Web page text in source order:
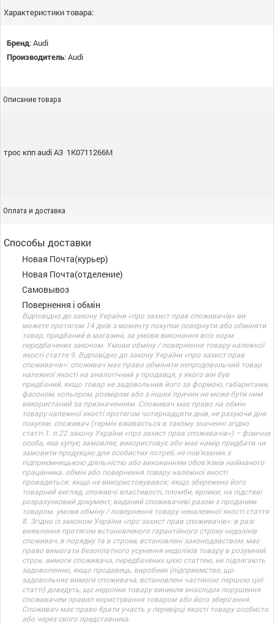
Характеристики товара:
Бренд:Audi
Производитель:Audi
Описание товара
трос кпп audi A3 1K0711266M
Оплата и доставка
Способы доставки
Новая Почта(курьер)
Новая Почта(отделение)
Самовывоз
Повернення і обмін
Відповідно до закону України «про захист прав споживачів» ви
можете протягом 14 днів з моменту покупки повернути або обміняти
товар, придбаний в магазині, за умови виконання всіх норм
передбачених законом. Умови обміну / повернення товару належної
якості стаття 9. Відповідно до закону України «про захист прав
споживачів»: споживач має право обміняти непродовольчий товар
належної якості на аналогічний у продавця, у якого він був
придбаний, якщо товар не задовольнив його за формою, габаритами,
фасоном, кольором, розміром або з інших причин не може бути ним
використаний за призначенням. Споживач має право на обмін
товару належної якості протягом чотирнадцяти днів, не рахуючи дня
покупки. споживач (термін вживається в такому значенні згідно
статті 1. п.22 закону України «про захист прав споживачів») – фізична
особа, яка купує, замовляє, використовує або має намір придбати чи
замовити продукцію для особистих потреб, не пов’язаних з
підприємницькою діяльністю або виконанням обов’язків найманого
працівника. обмін або повернення товару належної якості
провадиться: якщо не використовувався; якщо збережено його
товарний вигляд, споживчі властивості, пломби, ярлики; на підставі
розрахунковий документ, виданий споживачеві разом з проданим
товаром. умови обміну / повернення товару неналежної якості стаття
8. Згідно із законом України «про захист прав споживачів»: в разі
виявлення протягом встановленого гарантійного строку недоліків
споживач, в порядку та в строки, встановлені законодавством, має
право вимагати безоплатного усунення недоліків товару в розумний
строк. вимоги споживача, передбачених цією статтею, не підлягають
задоволенню, якщо продавець, виробник (підприємство, що
задовольняє вимоги споживача, встановлені частиною першою цієї
статті) доведуть, що недоліки товару виникли внаслідок порушення
споживачем правил користування товаром або його зберігання.
Споживач має право брати участь у перевірці якості товару особисто
або через свого представника.